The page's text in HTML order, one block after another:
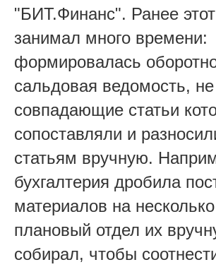
"БИТ.Финанс". Ранее
занимал много времени:
формировалась
сальдовая ведомость, не
совпадающие статьи
сопоставляли и
статьям вручную.
бухгалтерия дробила
материалов на
плановый отдел их
собирал, чтобы